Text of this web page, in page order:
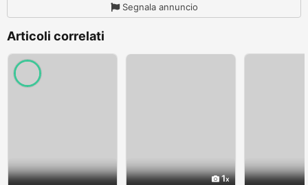
Segnala annuncio
Articoli correlati
1